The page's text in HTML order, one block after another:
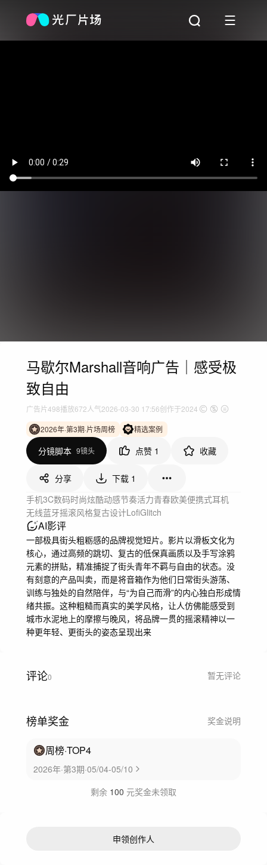
马歇尔Marshall音响广告｜感受极
致自由
广告片498播放672人气2026-03-30 17:56创作于2024
2026年·第3期·片场周榜
精选案例
分镜脚本 9镜头 点赞 1 收藏
分享 下载 1
手机3C数码时尚炫酷动感节奏活力青春欧美便携式耳机
无线蓝牙摇滚风格复古设计LofiGlitch
AI影评
一部极具街头粗粝感的品牌视觉短片。影片以滑板文化为
核心，通过高频的跳切、复古的低保真画质以及手写涂鸦
元素的拼贴，精准捕捉了街头青年不羁与自由的状态。没
有刻意的产品叫卖，而是将音箱作为他们日常街头游荡、
训练与独处的自然陪伴，与“为自己而滑”的内心独白形成情
绪共振。这种粗糙而真实的美学风格，让人仿佛能感受到
城市水泥地上的摩擦与晚风，将品牌一贯的摇滚精神以一
种更年轻、更街头的姿态呈现出来
评论0 暂无评论
榜单奖金 奖金说明
周榜·TOP4
2026年·第3期·05/04-05/10
剩余 100 元奖金未领取
申领创作人